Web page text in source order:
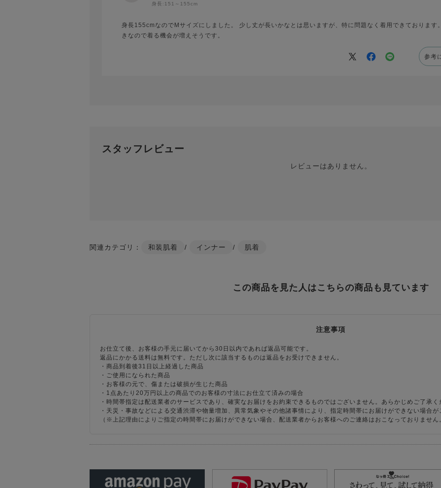
身長: 151～155cm
身長155cmなのでMサイズにしました。 少し丈が長いかなとは思いますが、特に問題なく着用できております
きなので着る機会が増えそうです。
参考
スタッフレビュー
レビューはありません。
関連カテゴリ： 和装肌着 / インナー / 肌着
この商品を見た人はこちらの商品も見ています
注意事項
お仕立て後、お客様の手元に届いてから30日以内であれば返品可能です。
返品にかかる送料は無料です。ただし次に該当するものは返品をお受けできません。
・商品到着後31日以上経過した商品
・ご使用になられた商品
・お客様の元で、傷または破損が生じた商品
・1点あたり20万円以上の商品でのお客様の寸法にお仕立て済みの場合
・時間帯指定は配送業者のサービスであり、確実なお届けをお約束できるものではございません。あらかじめご了承く
・天災・事故などによる交通渋滞や物量増加、異常気象やその他諸事情により、指定時間帯にお届けができない場合が
（※上記理由によりご指定の時間帯にお届けができない場合、配送業者からお客様へのご連絡はおこなっておりません